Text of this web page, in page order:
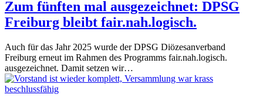
Zum fünften mal ausgezeichnet: DPSG
Freiburg bleibt fair.nah.logisch.
Auch für das Jahr 2025 wurde der DPSG Diözesanverband
Freiburg erneut im Rahmen des Programms fair.nah.logisch.
ausgezeichnet. Damit setzen wir…